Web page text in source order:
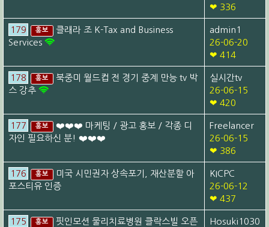
❤ 336
179 홍보
클래라 조 K-Tax and Business
Services
admin1
26-06-20
❤ 414
178 홍보
북중미 월드컵 전 경기 중계 만능 tv 박
스 강추
실시간tv
26-06-15
❤ 420
177 홍보
❤️❤️❤️ 마케팅 / 광고 홍보 / 각종 디
자인 필요하신 분! ❤️❤️❤️
Freelancer
26-06-15
❤ 386
176 홍보
미국 시민권자 상속포기, 재산분할 아
포스티유 인증
KICPC
26-06-12
❤ 437
175 홍보
핏인모션 물리치료병원 클락스빌 오픈
Hosuki1030